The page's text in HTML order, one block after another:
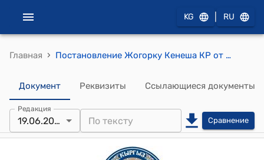
KG RU
Главная › Постановление Жогорку Кенеша КР от 19 июня 2008 года № 518-IV "О принятии в первом чтении проекта Закона Кыргызской Республики "О внесении изменения и дополнений в Закон Кыргызской Республики "О банках и банковской деятельности в Кыргызской Республике""
Документ Реквизиты Ссылающиеся документы
Редакция
19.06.2008 Сравнение